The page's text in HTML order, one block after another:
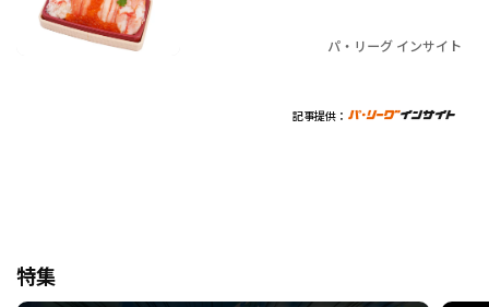
パ・リーグ インサイト
記事提供：
特集